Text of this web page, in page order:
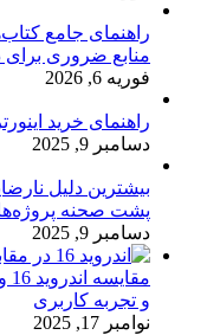
راهنمای جامع
منابع ضروری
فوریه 6, 2026
راهنمای خرید
دسامبر 9, 2025
بیشترین دلیل
پشت صحنه
دسامبر 9, 2025
و تجربه کاربری
نوامبر 17, 2025